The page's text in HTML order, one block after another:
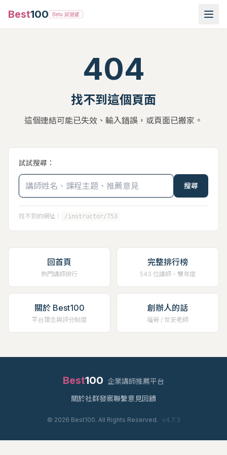
Best100 Beta 試營運
404
找不到這個頁面
這個連結可能已失效、輸入錯誤，或頁面已搬家。
試試搜尋：
搜尋
找不到的網址： /instructor/753
回首頁
熱門講師排行
完整排行榜
543 位講師、雙年度
關於 Best100
平台理念與評分制度
創辦人的話
福哥 / 世安老師
Best100 企業講師推薦平台
關於社群發案聯繫意見回饋
© 2026 Best100. All Rights Reserved. v4.7.3